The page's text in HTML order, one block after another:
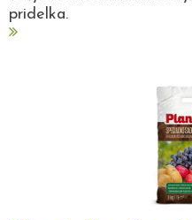
pridelka.